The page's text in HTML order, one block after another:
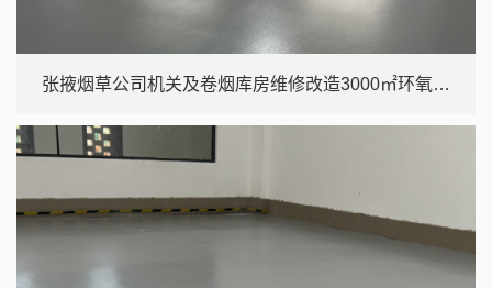
张掖烟草公司机关及卷烟库房维修改造3000㎡环氧自